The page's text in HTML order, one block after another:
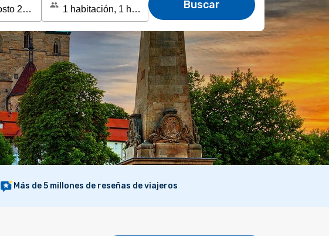
Buscar
Más de 5 millones de reseñas de viajeros